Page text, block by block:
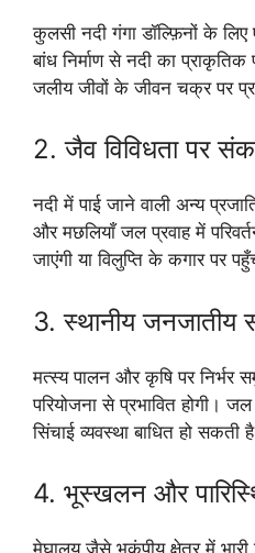
कुलसी नदी गंगा डॉल्फ़िनों के
बांध निर्माण से नदी का
जलीय जीवों के जीवन चक्र पर
2. जैव विविधता पर
नदी में पाई जाने वाली अन्य
और मछलियाँ जल प्रवाह में
जाएंगी या विलुप्ति के कगार पर
3. स्थानीय जनजातीय
मत्स्य पालन और कृषि पर निर्भर
परियोजना से प्रभावित होगी।
सिंचाई व्यवस्था बाधित हो सकती
4. भूस्खलन और